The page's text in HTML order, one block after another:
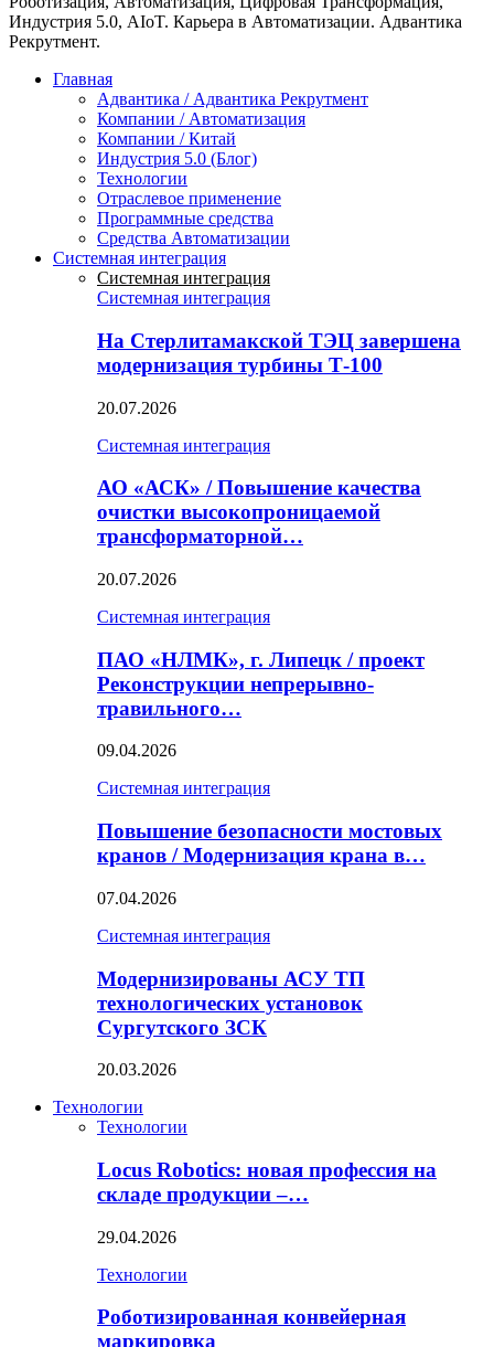
Индустрия 5.0, AIoT. Карьера в Автоматизации. Адвантика
Рекрутмент.
Главная
Адвантика / Адвантика Рекрутмент
Компании / Автоматизация
Компании / Китай
Индустрия 5.0 (Блог)
Технологии
Отраслевое применение
Программные средства
Средства Автоматизации
Системная интеграция
Системная интеграция
Системная интеграция
На Стерлитамакской ТЭЦ завершена
модернизация турбины Т-100
20.07.2026
Системная интеграция
АО «АСК» / Повышение качества
очистки высокопроницаемой
трансформаторной…
20.07.2026
Системная интеграция
ПАО «НЛМК», г. Липецк / проект
Реконструкции непрерывно-
травильного…
09.04.2026
Системная интеграция
Повышение безопасности мостовых
кранов / Модернизация крана в…
07.04.2026
Системная интеграция
Модернизированы АСУ ТП
технологических установок
Сургутского ЗСК
20.03.2026
Технологии
Технологии
Locus Robotics: новая профессия на
складе продукции –…
29.04.2026
Технологии
Роботизированная конвейерная
маркировка